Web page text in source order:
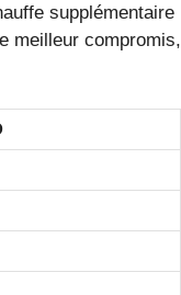
supplémentaire
meilleur compromis,